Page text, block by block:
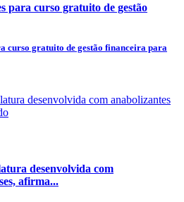
para curso gratuito de gestão
curso gratuito de gestão financeira para
desenvolvida com
afirma...